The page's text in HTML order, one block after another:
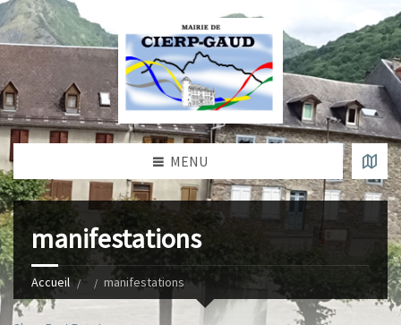
MENU
manifestations
Accueil manifestations